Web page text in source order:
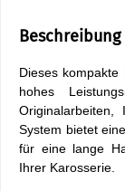
Dieses kompakte
hohes
Originalarbeiten,
System bietet
für eine lange
Ihrer Karosserie.